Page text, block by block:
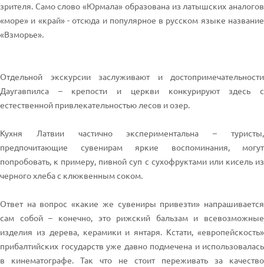
зрителя. Само слово «Юрмала» образована из латышских аналогов
«море» и «край» - отсюда и популярное в русском языке название
«Взморье».
Отдельной экскурсии заслуживают и достопримечательности
Даугавпилса – крепости и церкви конкурируют здесь с
естественной привлекательностью лесов и озер.
Кухня Латвии частично экспериментальна – туристы,
предпочитающие сувенирам яркие воспоминания, могут
попробовать, к примеру, пивной суп с сухофруктами или кисель из
черного хлеба с клюквенным соком.
Ответ на вопрос «какие же сувениры привезти» напрашивается
сам собой – конечно, это рижский бальзам и всевозможные
изделия из дерева, керамики и янтаря. Кстати, «европейскость»
прибалтийских государств уже давно подмечена и использовалась
в кинематографе. Так что не стоит переживать за качество